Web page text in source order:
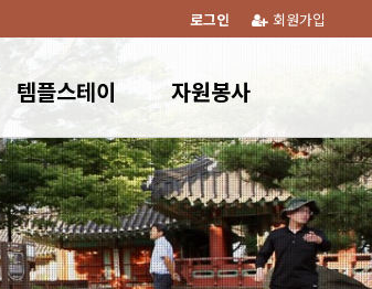
회원가입
로그인
템플스테이 자원봉사